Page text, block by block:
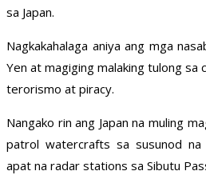
sa Japan.
Nagkakahalaga aniya ang mga
Yen at magiging malaking tulong sa
terorismo at piracy.
Nangako rin ang Japan na muling
patrol watercrafts sa susunod
apat na radar stations sa Sibutu